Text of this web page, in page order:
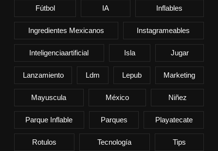
Fútbol IA Inflables
Ingredientes Mexicanos Instagrameables
Inteligenciaartificial Isla Jugar
Lanzamiento Ldm Lepub Marketing
Mayuscula México Niñez
Parque Inflable Parques Playatecate
Rotulos Tecnología Tips